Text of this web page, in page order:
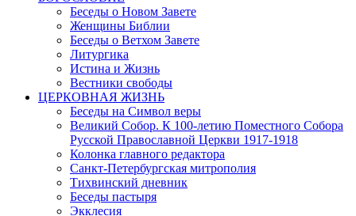
Беседы о Новом Завете
Женщины Библии
Беседы о Ветхом Завете
Литургика
Истина и Жизнь
Вестники свободы
ЦЕРКОВНАЯ ЖИЗНЬ
Беседы на Символ веры
Великий Собор. К 100-летию Поместного Собора
Русской Православной Церкви 1917-1918
Колонка главного редактора
Санкт-Петербургская митрополия
Тихвинский дневник
Беседы пастыря
Экклесия